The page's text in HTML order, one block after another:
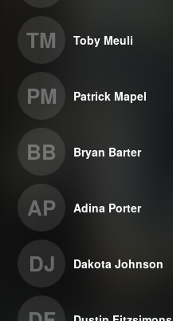
TM Toby Meuli
PM Patrick Mapel
BB Bryan Barter
AP Adina Porter
DJ Dakota Johnson